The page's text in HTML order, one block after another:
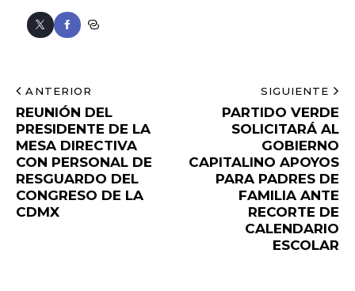
ANTERIOR
REUNIÓN DEL
PRESIDENTE DE LA
MESA DIRECTIVA
CON PERSONAL DE
RESGUARDO DEL
CONGRESO DE LA
CDMX
SIGUIENTE
PARTIDO VERDE
SOLICITARÁ AL
GOBIERNO
CAPITALINO APOYOS
PARA PADRES DE
FAMILIA ANTE
RECORTE DE
CALENDARIO
ESCOLAR